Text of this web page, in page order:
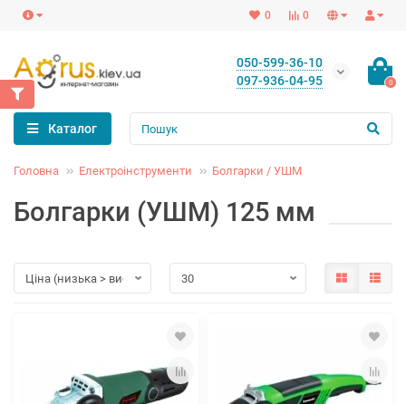
0
0
050-599-36-10
097-936-04-95
0
Каталог
Головна Електроінструменти Болгарки / УШМ
Болгарки (УШМ) 125 мм